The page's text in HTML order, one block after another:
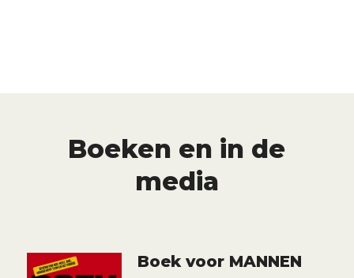
Boeken en in de
media
Boek voor MANNEN